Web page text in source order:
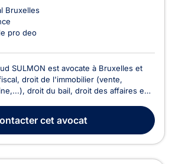
Bruxelles
pro deo
SULMON est avocate à Bruxelles et
droit de l'immobilier (vente,
droit du bail, droit des affaires en
réponses à toutes vos
de déclarati...
cet avocat